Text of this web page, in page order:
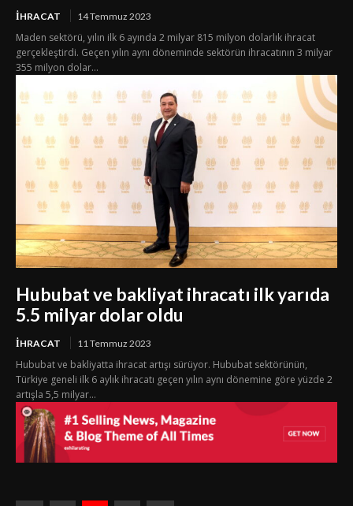
İHRACAT 14 Temmuz 2023
Maden sektörü, yılın ilk 6 ayında 2 milyar 815 milyon dolarlık ihracat
gerçekleştirdi. Geçen yılın aynı döneminde sektörün ihracatının 3 milyar
355 milyon dolar...
Hububat ve bakliyat ihracatı ilk yarıda
5.5 milyar dolar oldu
İHRACAT 11 Temmuz 2023
Hububat ve bakliyatta ihracat artışı sürüyor. Hububat sektörünün,
Türkiye geneli ilk 6 aylık ihracatı geçen yılın aynı dönemine göre yüzde 2
artışla 5,5 milyar...